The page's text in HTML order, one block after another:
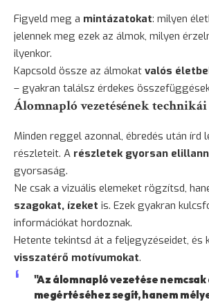
Figyeld meg a mintázatokat: milyen
jelennek meg ezek az álmok, milyen
ilyenkor.
Kapcsold össze az álmokat valós
– gyakran találsz érdekes
Álomnapló vezetésének technikái
Minden reggel azonnal, ébredés után írd
részleteit. A részletek gyorsan
gyorsaság.
Ne csak a vizuális elemeket rögzítsd,
szagokat, ízeket is. Ezek gyakran
információkat hordoznak.
Hetente tekintsd át a feljegyzéseidet, és
visszatérő motívumokat.
"Az álomnapló vezetése nemcsak
megértéséhez segít, hanem